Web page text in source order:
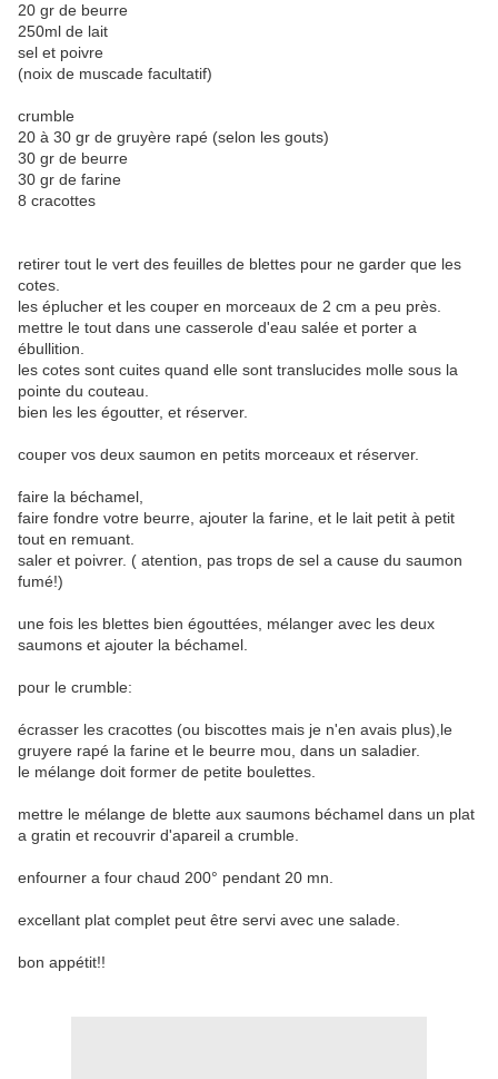
20 gr de beurre
250ml de lait
sel et poivre
(noix de muscade facultatif)
crumble
20 à 30 gr de gruyère rapé (selon les gouts)
30 gr de beurre
30 gr de farine
8 cracottes
retirer tout le vert des feuilles de blettes pour ne garder que les
cotes.
les éplucher et les couper en morceaux de 2 cm a peu près.
mettre le tout dans une casserole d'eau salée et porter a
ébullition.
les cotes sont cuites quand elle sont translucides molle sous la
pointe du couteau.
bien les les égoutter, et réserver.
couper vos deux saumon en petits morceaux et réserver.
faire la béchamel,
faire fondre votre beurre, ajouter la farine, et le lait petit à petit
tout en remuant.
saler et poivrer. ( atention, pas trops de sel a cause du saumon
fumé!)
une fois les blettes bien égouttées, mélanger avec les deux
saumons et ajouter la béchamel.
pour le crumble:
écrasser les cracottes (ou biscottes mais je n'en avais plus),le
gruyere rapé la farine et le beurre mou, dans un saladier.
le mélange doit former de petite boulettes.
mettre le mélange de blette aux saumons béchamel dans un plat
a gratin et recouvrir d'apareil a crumble.
enfourner a four chaud 200° pendant 20 mn.
excellant plat complet peut être servi avec une salade.
bon appétit!!